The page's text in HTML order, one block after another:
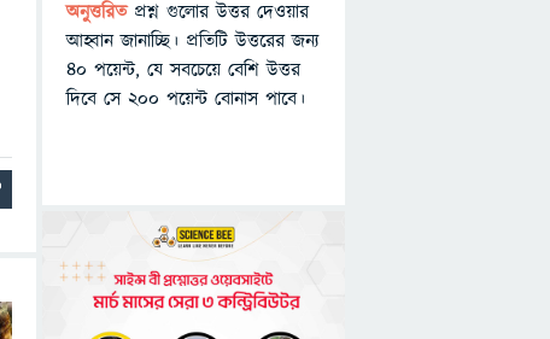
অনুত্তরিত প্রশ্ন গুলোর উত্তর দেওয়ার
আহ্বান জানাচ্ছি। প্রতিটি উত্তরের জন্য
৪০ পয়েন্ট, যে সবচেয়ে বেশি উত্তর
দিবে সে ২০০ পয়েন্ট বোনাস পাবে।